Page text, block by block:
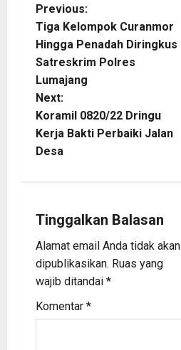
P
o
s
t
n
a
i
g
a
t
Previous:
Tiga Kelompok Curanmor
Hingga Penadah Diringkus
Satreskrim Polres
Lumajang
Next:
Koramil 0820/22 Dringu
Kerja Bakti Perbaiki Jalan
Desa
Tinggalkan Balasan
Alamat email Anda tidak akan
dipublikasikan. Ruas yang
wajib ditandai *
Komentar *